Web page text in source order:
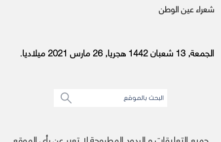
شعراء عين الوطن
الجمعة, 13 شعبان 1442 هجريا, 26 مارس 2021 ميلاديا.